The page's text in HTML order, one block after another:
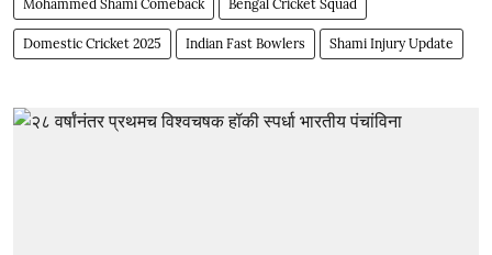
Mohammed Shami Comeback Bengal Cricket Squad
Domestic Cricket 2025 Indian Fast Bowlers Shami Injury Update